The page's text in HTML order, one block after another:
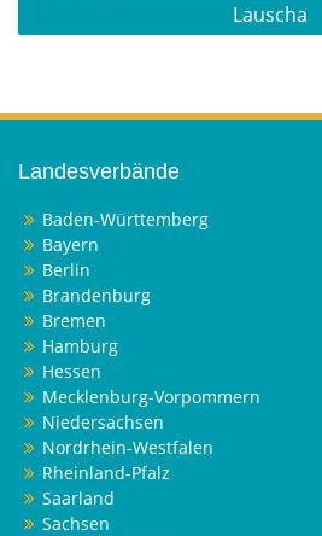
Lauscha
Landesverbände
Baden-Württemberg
Bayern
Berlin
Brandenburg
Bremen
Hamburg
Hessen
Mecklenburg-Vorpommern
Niedersachsen
Nordrhein-Westfalen
Rheinland-Pfalz
Saarland
Sachsen